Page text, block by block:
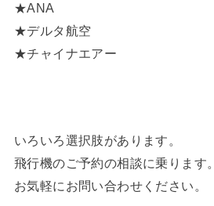
★ANA
★デルタ航空
★チャイナエアー
いろいろ選択肢があります。
飛行機のご予約の相談に乗ります。
お気軽にお問い合わせください。